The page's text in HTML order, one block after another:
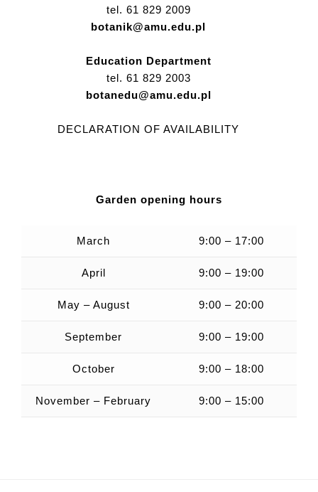
tel. 61 829 2009
botanik@amu.edu.pl
Education Department
tel. 61 829 2003
botanedu@amu.edu.pl
DECLARATION OF AVAILABILITY
Garden opening hours
March 9:00 – 17:00
April 9:00 – 19:00
May – August 9:00 – 20:00
September 9:00 – 19:00
October 9:00 – 18:00
November – February 9:00 – 15:00